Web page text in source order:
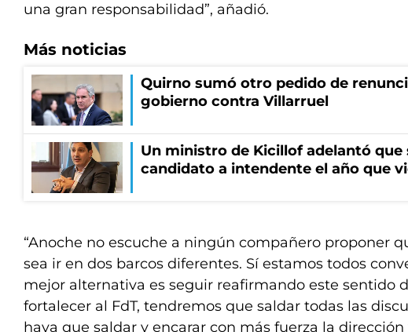
una gran responsabilidad”, añadió.
Más noticias
Quirno sumó otro pedido de
gobierno contra Villarruel
Un ministro de Kicillof adelantó que
candidato a intendente el año que
“Anoche no escuche a ningún compañero proponer
sea ir en dos barcos diferentes. Sí estamos todos
mejor alternativa es seguir reafirmando este sentido
fortalecer al FdT, tendremos que saldar todas las
haya que saldar y encarar con más fuerza la dirección